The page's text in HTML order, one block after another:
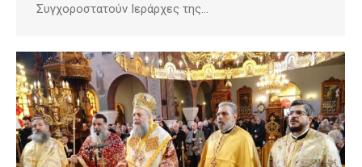
Συγχοροστατούν Ιεράρχες της…